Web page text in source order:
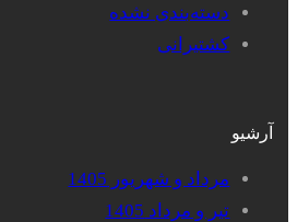
دسته‌بندی نشده
کشتیرانی
آرشیو
مرداد و شهریور 1405
تیر و مرداد 1405